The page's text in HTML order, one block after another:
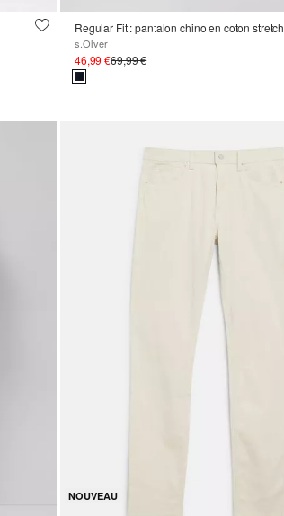
Regular Fit : pantalon chino en coton stretch
s.Oliver
46,99 €69,99 €
NOUVEAU